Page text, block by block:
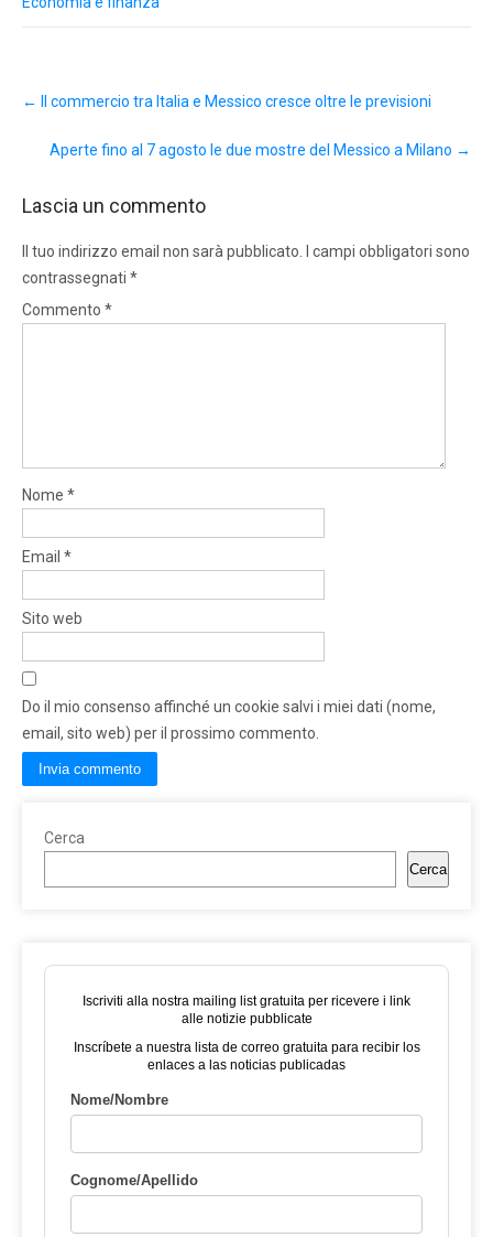
navigation
← Il commercio tra Italia e Messico cresce oltre le previsioni
Aperte fino al 7 agosto le due mostre del Messico a Milano →
Lascia un commento
Il tuo indirizzo email non sarà pubblicato.
I campi obbligatori sono
contrassegnati *
Commento *
Nome *
Email *
Sito web
Do il mio consenso affinché un cookie salvi i miei dati (nome,
email, sito web) per il prossimo commento.
Cerca
Cerca
Iscriviti alla nostra mailing list gratuita per ricevere i link
alle notizie pubblicate
Inscríbete a nuestra lista de correo gratuita para recibir los
enlaces a las noticias publicadas
Nome/Nombre
Cognome/Apellido